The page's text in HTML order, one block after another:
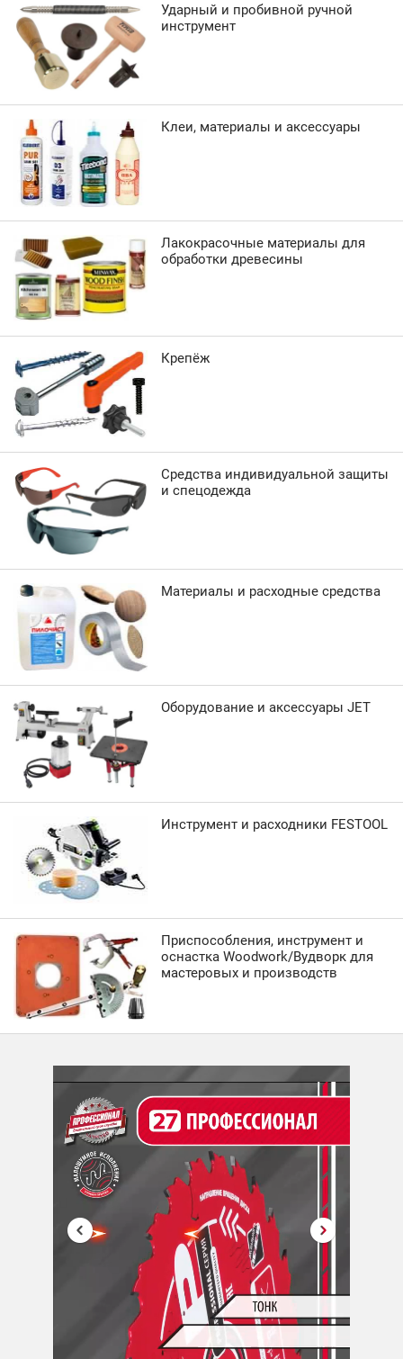
Ударный и пробивной ручной
инструмент
Клеи, материалы и аксессуары
Лакокрасочные материалы для
обработки древесины
Крепёж
Средства индивидуальной защиты
и спецодежда
Материалы и расходные средства
Оборудование и аксессуары JET
Инструмент и расходники FESTOOL
Приспособления, инструмент и
оснастка Woodwork/Вудворк для
мастеровых и производств